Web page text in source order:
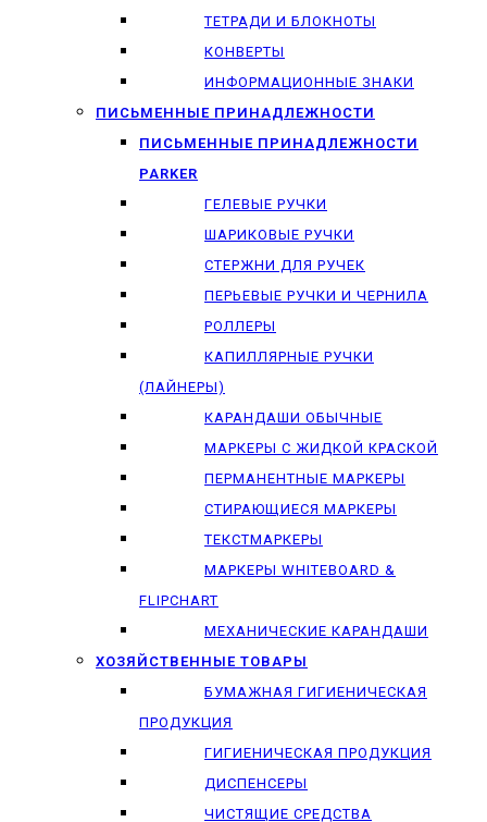
ТЕТРАДИ И БЛОКНОТЫ
КОНВЕРТЫ
ИНФОРМАЦИОННЫЕ ЗНАКИ
ПИСЬМЕННЫЕ ПРИНАДЛЕЖНОСТИ
ПИСЬМЕННЫЕ ПРИНАДЛЕЖНОСТИ
PARKER
ГЕЛЕВЫЕ РУЧКИ
ШАРИКОВЫЕ РУЧКИ
СТЕРЖНИ ДЛЯ РУЧЕК
ПЕРЬЕВЫЕ РУЧКИ И ЧЕРНИЛА
РОЛЛЕРЫ
КАПИЛЛЯРНЫЕ РУЧКИ
(ЛАЙНЕРЫ)
КАРАНДАШИ ОБЫЧНЫЕ
МАРКЕРЫ C ЖИДКОЙ КРАСКОЙ
ПЕРМАНЕНТНЫЕ МАРКЕРЫ
СТИРАЮЩИЕСЯ МАРКЕРЫ
ТЕКСТМАРКЕРЫ
МАРКЕРЫ WHITEBOARD &
FLIPCHART
МЕХАНИЧЕСКИЕ КАРАНДАШИ
ХОЗЯЙСТВЕННЫЕ ТОВАРЫ
БУМАЖНАЯ ГИГИЕНИЧЕСКАЯ
ПРОДУКЦИЯ
ГИГИЕНИЧЕСКАЯ ПРОДУКЦИЯ
ДИСПЕНСЕРЫ
ЧИСТЯЩИЕ СРЕДСТВА